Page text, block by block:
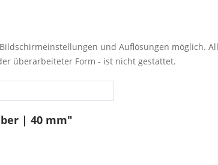
und Auflösungen möglich.
überarbeiteter Form - ist nicht gestattet.
| 40 mm"